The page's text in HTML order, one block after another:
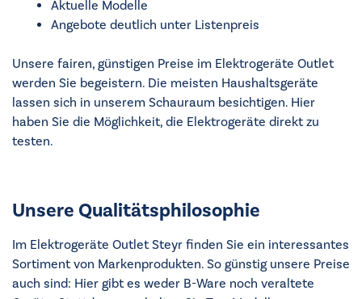
Aktuelle Modelle
Angebote deutlich unter Listenpreis
Unsere fairen, günstigen Preise im Elektrogeräte Outlet
werden Sie begeistern. Die meisten Haushaltsgeräte
lassen sich in unserem Schauraum besichtigen. Hier
haben Sie die Möglichkeit, die Elektrogeräte direkt zu
testen.
Unsere Qualitätsphilosophie
Im Elektrogeräte Outlet Steyr finden Sie ein interessantes
Sortiment von Markenprodukten. So günstig unsere Preise
auch sind: Hier gibt es weder B-Ware noch veraltete